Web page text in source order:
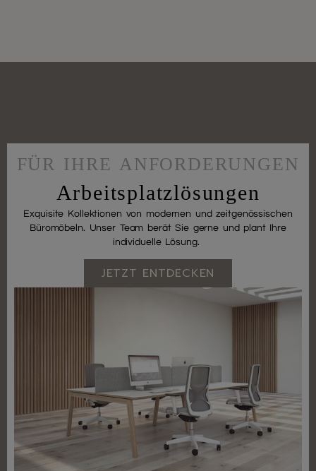
FÜR IHRE ANFORDERUNGEN
Arbeitsplatzlösungen
Exquisite Kollektionen von modernen und zeitgenössischen
Büromöbeln. Unser Team berät Sie gerne und plant Ihre
individuelle Lösung.
JETZT ENTDECKEN